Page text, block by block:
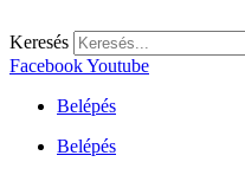
Keresés
FacebookYoutube
Belépés
Belépés